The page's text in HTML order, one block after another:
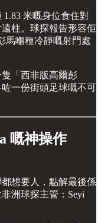
米嘅身位食住對
柱。球探報告形容佢
馬嗰種冷靜嘅射門處
「西非版高爾彭
一份街頭足球嘅不可
嘅神操作
想要人，點解最後係
洲球探主管：Seyi